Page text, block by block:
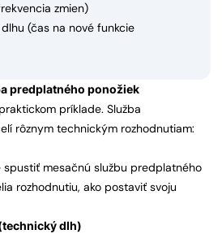
zmien)
(čas na nové funkcie
predplatného ponožiek
príklade. Služba
rôznym technickým rozhodnutiam:
spustiť mesačnú službu predplatného
rozhodnutiu, ako postaviť svoju
dlh)